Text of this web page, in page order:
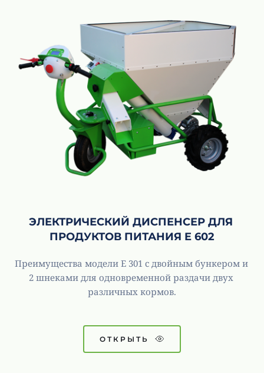
ЭЛЕКТРИЧЕСКИЙ ДИСПЕНСЕР ДЛЯ
ПРОДУКТОВ ПИТАНИЯ E 602
Преимущества модели E 301 с двойным бункером и
2 шнеками для одновременной раздачи двух
различных кормов.
ОТКРЫТЬ